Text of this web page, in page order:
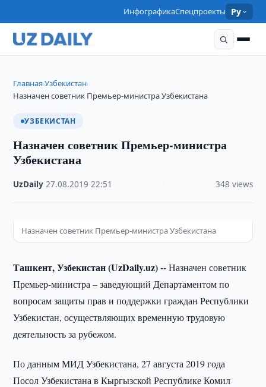
ИнфографикаСпецпроекты Ру
Главная›Узбекистан›
Назначен советник Премьер-министра Узбекистана
УЗБЕКИСТАН
Назначен советник Премьер-министра
Узбекистана
UzDaily ·27.08.2019 ·22:51 348 views
Назначен советник Премьер-министра Узбекистана
Ташкент, Узбекистан (UzDaily.uz) --Назначен советник
Премьер-министра – заведующий Департаментом по
вопросам защиты прав и поддержки граждан Республики
Узбекистан, осуществляющих временную трудовую
деятельность за рубежом.
По данным МИД Узбекистана, 27 августа 2019 года
Посол Узбекистана в Кыргызской Республике Комил